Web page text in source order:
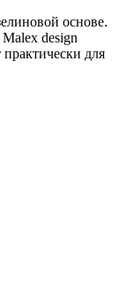
основе.
design
для